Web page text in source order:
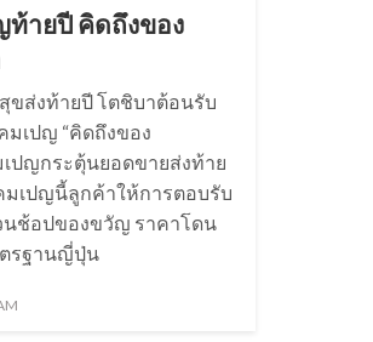
ายปี คิดถึงของ
ขส่งท้ายปี โตชิบาต้อนรับ
เปญ “คิดถึงของ
ปญกระตุ้นยอดขายส่งท้าย
เปญนี้ลูกค้าให้การตอบรับ
นช้อปของขวัญ ราคาโดน
ตรฐานญี่ปุ่น